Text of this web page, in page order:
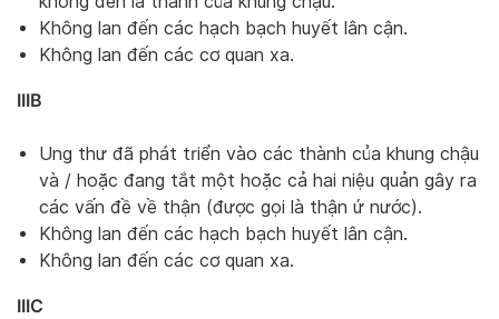
Không lan đến các hạch bạch huyết lân cận.
Không lan đến các cơ quan xa.
IIIB
Ung thư đã phát triển vào các thành của khung chậu
và / hoặc đang tắt một hoặc cả hai niệu quản gây ra
các vấn đề về thận (được gọi là thận ứ nước).
Không lan đến các hạch bạch huyết lân cận.
Không lan đến các cơ quan xa.
IIIC